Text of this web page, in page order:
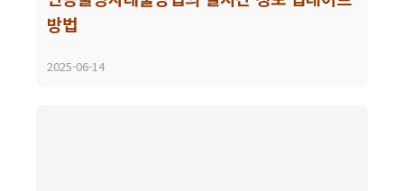
방법
2025-06-14